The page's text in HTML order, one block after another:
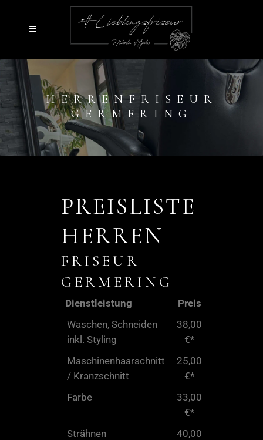
HERRENFRISEUR
GERMERING
PREISLISTE
HERREN
FRISEUR
GERMERING
Dienstleistung
Preis
Waschen, Schneiden
inkl. Styling
38,00
€*
Maschinenhaarschnitt
/ Kranzschnitt
25,00
€*
Farbe
33,00
€*
Strähnen
40,00